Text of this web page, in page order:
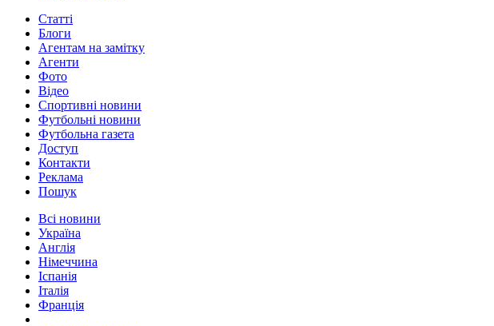
Статті
Блоги
Агентам на замітку
Агенти
Фото
Відео
Спортивні новини
Футбольні новини
Футбольна газета
Доступ
Контакти
Реклама
Пошук
Всі новини
Україна
Англія
Німеччина
Іспанія
Італія
Франція